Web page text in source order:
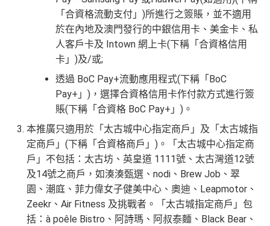
「合資格流動支付」)所進行之簽賬，並不適用
於在內地及澳門發行的中銀信用卡、美金卡、私
人客戶卡及 Intown 網上卡(下稱「合資格信用
卡」)及/或;
透過 BoC Pay+流動應用程式(下稱「BoC
Pay+」)，選擇合資格信用卡作付款方式進行簽
賬(下稱「合資格 BoC Pay+」)。
本推廣只適用於「太古城中心指定商戶」及「太古城指
定商戶」(下稱「合資格商戶」)。「太古城中心指定商
戶」不包括：太古坊、英皇道 1111號、太古灣道12號
及14號之商戶，如湊湊甄選、nodi、Brew Job、翠
園、潮庭、菲力偉女子健美中心、奧迪、Leapmotor、
Zeekr、Air Fitness 及挑戰者。「太古城指定商戶」包
括：à poêle Bistro、阿詩瑪、阿叔泰麵、Black Bear、